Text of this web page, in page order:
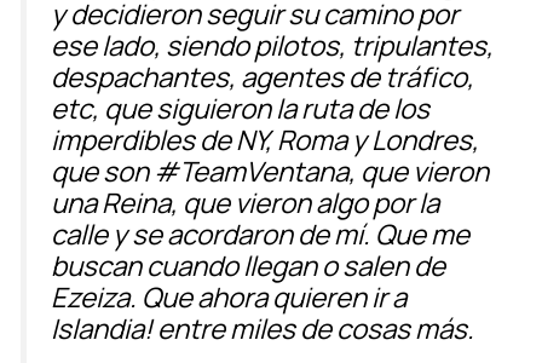
y decidieron seguir su camino por
ese lado, siendo pilotos, tripulantes,
despachantes, agentes de tráfico,
etc, que siguieron la ruta de los
imperdibles de NY, Roma y Londres,
que son #TeamVentana, que vieron
una Reina, que vieron algo por la
calle y se acordaron de mí. Que me
buscan cuando llegan o salen de
Ezeiza. Que ahora quieren ir a
Islandia! entre miles de cosas más.